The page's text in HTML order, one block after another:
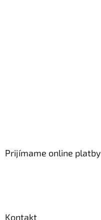
Prijímame online platby
Kontakt